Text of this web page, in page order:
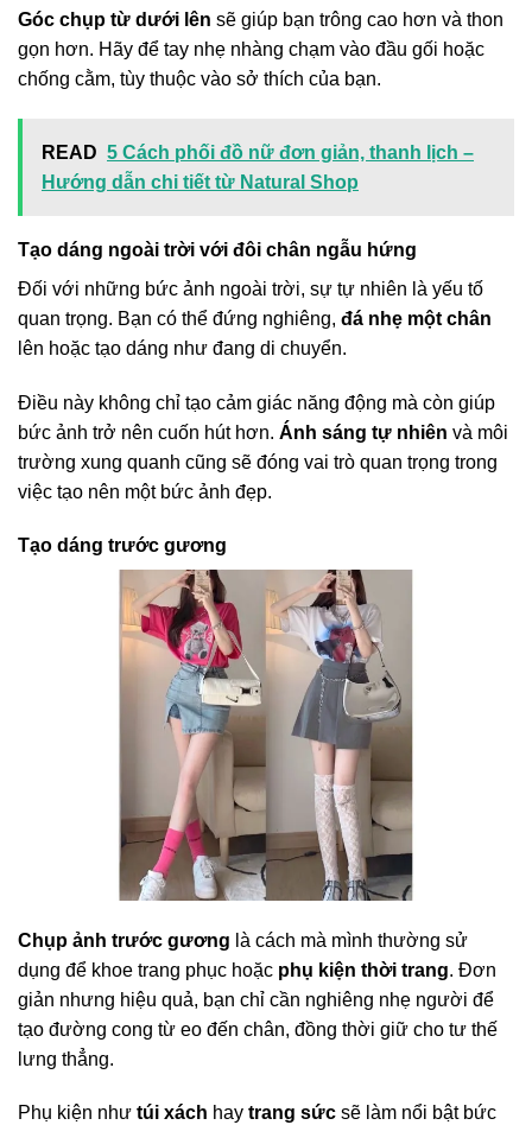
Góc chụp từ dưới lên sẽ giúp bạn trông cao hơn và thon
gọn hơn. Hãy để tay nhẹ nhàng chạm vào đầu gối hoặc
chống cằm, tùy thuộc vào sở thích của bạn.
READ 5 Cách phối đồ nữ đơn giản, thanh lịch –
Hướng dẫn chi tiết từ Natural Shop
Tạo dáng ngoài trời với đôi chân ngẫu hứng
Đối với những bức ảnh ngoài trời, sự tự nhiên là yếu tố
quan trọng. Bạn có thể đứng nghiêng, đá nhẹ một chân
lên hoặc tạo dáng như đang di chuyển.
Điều này không chỉ tạo cảm giác năng động mà còn giúp
bức ảnh trở nên cuốn hút hơn. Ánh sáng tự nhiên và môi
trường xung quanh cũng sẽ đóng vai trò quan trọng trong
việc tạo nên một bức ảnh đẹp.
Tạo dáng trước gương
Chụp ảnh trước gương là cách mà mình thường sử
dụng để khoe trang phục hoặc phụ kiện thời trang. Đơn
giản nhưng hiệu quả, bạn chỉ cần nghiêng nhẹ người để
tạo đường cong từ eo đến chân, đồng thời giữ cho tư thế
lưng thẳng.
Phụ kiện như túi xách hay trang sức sẽ làm nổi bật bức